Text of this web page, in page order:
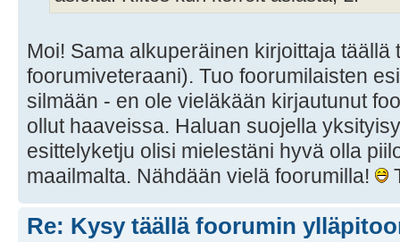
Moi! Sama alkuperäinen kirjoittaja täällä
foorumiveteraani). Tuo foorumilaisten
silmään - en ole vieläkään kirjautunut
ollut haaveissa. Haluan suojella
esittelyketju olisi mielestäni hyvä olla
maailmalta. Nähdään vielä foorumilla!
Re: Kysy täällä foorumin